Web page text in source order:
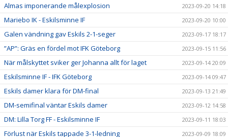
Almas imponerande målexplosion 2023-09-20 14:18
Mariebo IK - Eskilsminne IF 2023-09-20 10:00
Galen vändning gav Eskils 2-1-seger 2023-09-17 18:17
”AP”: Gräs en fördel mot IFK Göteborg 2023-09-15 11:56
När målskyttet sviker ger Johanna allt för laget 2023-09-14 20:09
Eskilsminne IF - IFK Göteborg 2023-09-14 09:47
Eskils damer klara för DM-final 2023-09-13 21:49
DM-semifinal väntar Eskils damer 2023-09-12 14:58
DM: Lilla Torg FF - Eskilsminne IF 2023-09-11 18:03
Förlust när Eskils tappade 3-1-ledning 2023-09-09 18:09